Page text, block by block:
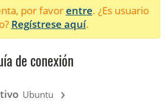
por favorentre. ¿Es usuario
Regístrese aquí.
de conexión
Ubuntu ›